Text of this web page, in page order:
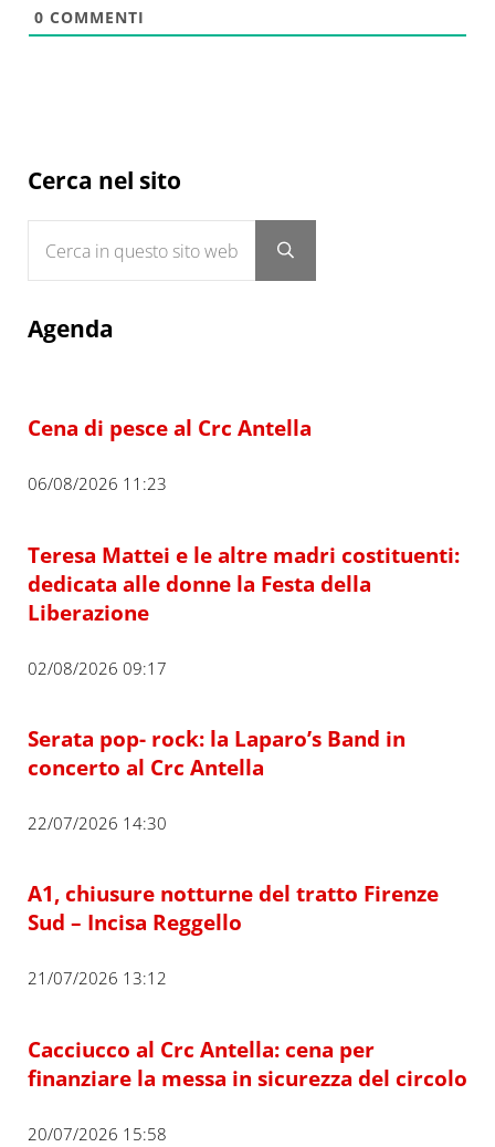
0 COMMENTI
Sidebar
Cerca nel sito
Submit search
Agenda
Cena di pesce al Crc Antella
06/08/2026 11:23
Teresa Mattei e le altre madri costituenti:
dedicata alle donne la Festa della
Liberazione
02/08/2026 09:17
Serata pop- rock: la Laparo’s Band in
concerto al Crc Antella
22/07/2026 14:30
A1, chiusure notturne del tratto Firenze
Sud – Incisa Reggello
21/07/2026 13:12
Cacciucco al Crc Antella: cena per
finanziare la messa in sicurezza del circolo
20/07/2026 15:58